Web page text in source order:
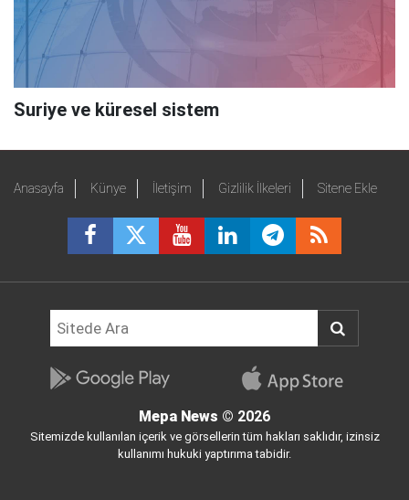
Suriye ve küresel sistem
Anasayfa Künye İletişim Gizlilik İlkeleri Sitene Ekle
Mepa News © 2026
Sitemizde kullanılan içerik ve görsellerin tüm hakları saklıdır, izinsiz
kullanımı hukuki yaptırıma tabidir.